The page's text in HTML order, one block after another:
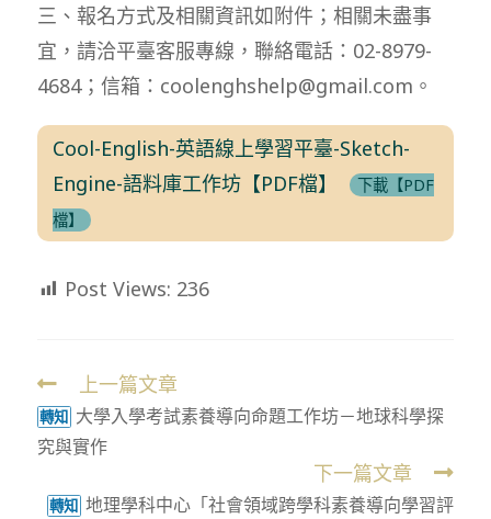
三、報名方式及相關資訊如附件；相關未盡事
宜，請洽平臺客服專線，聯絡電話：02-8979-
4684；信箱：coolenghshelp@gmail.com。
Cool-English-英語線上學習平臺-Sketch-
Engine-語料庫工作坊【PDF檔】
下載【PDF
檔】
Post Views: 236
Read
more
articles
上一篇文章
轉知 大學入學考試素養導向命題工作坊－地球科學探
究與實作
下一篇文章
轉知 地理學科中心「社會領域跨學科素養導向學習評